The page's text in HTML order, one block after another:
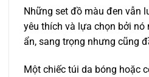
Những set đồ màu đen vẫn
yêu thích và lựa chọn bởi
ẩn, sang trọng nhưng cũng
Một chiếc túi da bóng hoặc